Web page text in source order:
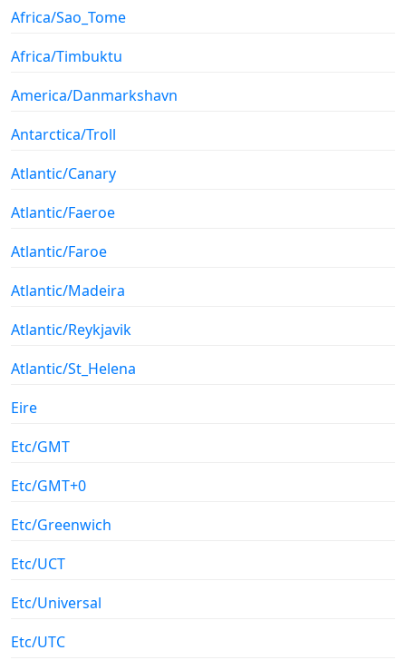
Africa/Sao_Tome
Africa/Timbuktu
America/Danmarkshavn
Antarctica/Troll
Atlantic/Canary
Atlantic/Faeroe
Atlantic/Faroe
Atlantic/Madeira
Atlantic/Reykjavik
Atlantic/St_Helena
Eire
Etc/GMT
Etc/GMT+0
Etc/Greenwich
Etc/UCT
Etc/Universal
Etc/UTC